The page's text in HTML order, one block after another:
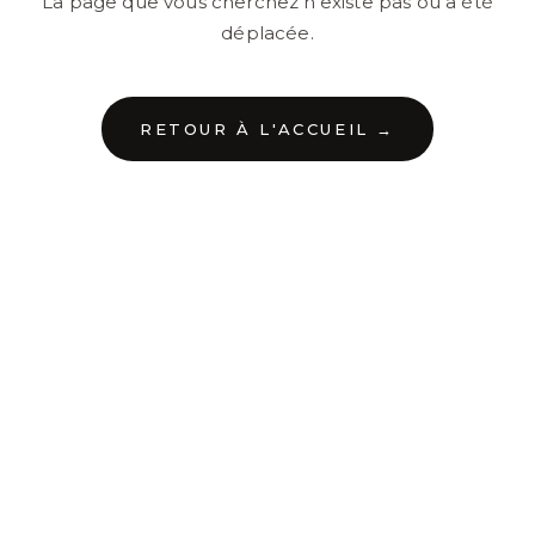
déplacée.
RETOUR À L'ACCUEIL →